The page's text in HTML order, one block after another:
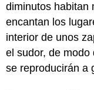
diminutos habitan
encantan los
interior de unos
el sudor, de modo
se reproducirán a